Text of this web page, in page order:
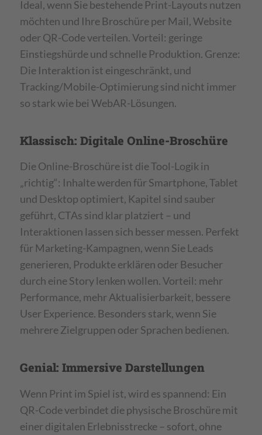
Ideal, wenn Sie bestehende Print-Layouts nutzen
möchten und Ihre Broschüre per Mail, Website
oder QR-Code verteilen. Vorteil: geringe
Einstiegshürde und schnelle Produktion. Grenze:
Die Interaktion ist eingeschränkt, und
Tracking/Mobile-Optimierung sind nicht immer
so stark wie bei WebAR-Lösungen.
Klassisch: Digitale Online-Broschüre
Die Online-Broschüre ist die Tool-Logik in
„richtig“: Inhalte werden für Smartphone, Tablet
und Desktop optimiert, Kapitel sind sauber
geführt, CTAs sind klar platziert – und
Interaktionen lassen sich besser messen. Perfekt
für Marketing-Kampagnen, wenn Sie Leads
generieren, Produkte erklären oder Besucher
durch eine Story lenken wollen. Vorteil: mehr
Performance, mehr Aktualisierbarkeit, bessere
User Experience. Besonders stark, wenn Sie
mehrere Zielgruppen oder Sprachen bedienen.
Genial: Immersive Darstellungen
Wenn Print im Spiel ist, wird es spannend: Ein
QR-Code verbindet die physische Broschüre mit
einer digitalen Erlebnisstrecke – sofort, ohne